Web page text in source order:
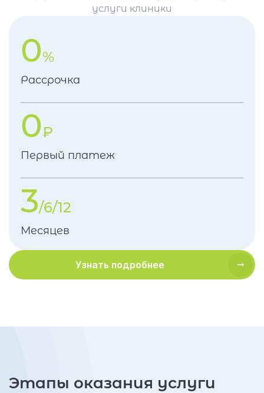
услуги клиники
0%
Рассрочка
0₽
Первый платеж
3/6/12
Месяцев
Узнать подробнее
Этапы оказания услуги